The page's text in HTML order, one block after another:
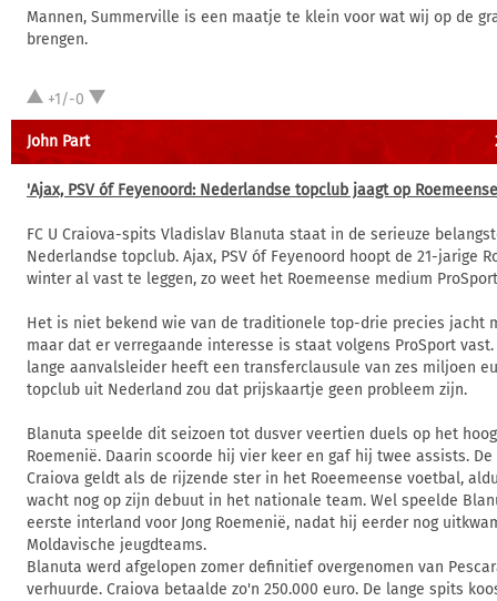
Mannen, Summerville is een maatje te klein voor wat wij op de
brengen.
+1/-0
John Part
'Ajax, PSV óf Feyenoord: Nederlandse topclub jaagt op
FC U Craiova-spits Vladislav Blanuta staat in de serieuze
Nederlandse topclub. Ajax, PSV óf Feyenoord hoopt de 21-jarige
winter al vast te leggen, zo weet het Roemeense medium
Het is niet bekend wie van de traditionele top-drie precies jacht
maar dat er verregaande interesse is staat volgens ProSport vast.
lange aanvalsleider heeft een transferclausule van zes miljoen
topclub uit Nederland zou dat prijskaartje geen probleem zijn.
Blanuta speelde dit seizoen tot dusver veertien duels op het
Roemenië. Daarin scoorde hij vier keer en gaf hij twee assists. De
Craiova geldt als de rijzende ster in het Roeemeense voetbal,
wacht nog op zijn debuut in het nationale team. Wel speelde
eerste interland voor Jong Roemenië, nadat hij eerder nog
Moldavische jeugdteams.
Blanuta werd afgelopen zomer definitief overgenomen van
verhuurde. Craiova betaalde zo'n 250.000 euro. De lange spits